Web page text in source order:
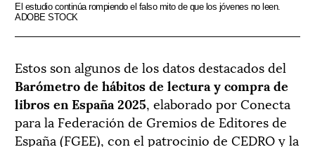
El estudio continúa rompiendo el falso mito de que los jóvenes no leen.
ADOBE STOCK
Estos son algunos de los datos destacados del
Barómetro de hábitos de lectura y compra de
libros en España 2025, elaborado por Conecta
para la Federación de Gremios de Editores de
España (FGEE), con el patrocinio de CEDRO y la